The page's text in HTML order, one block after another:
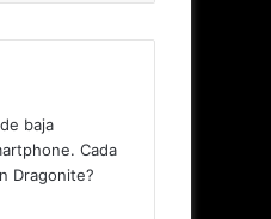
baja
Cada
Dragonite?